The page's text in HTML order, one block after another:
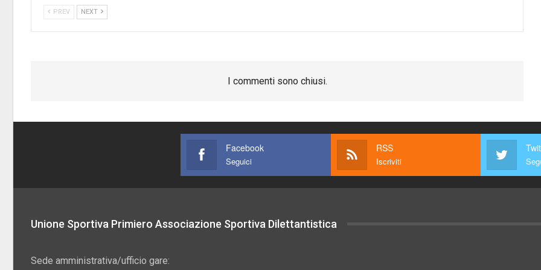
PREV NEXT
I commenti sono chiusi.
Facebook
Seguici
RSS
Iscriviti
Unione Sportiva Primiero Associazione Sportiva Dilettantistica
Sede amministrativa/ufficio gare: